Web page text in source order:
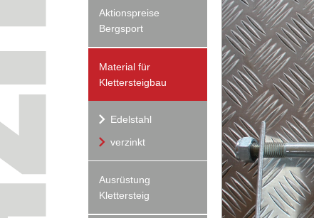
Aktionspreise
Bergsport
Material für
Klettersteigbau
Edelstahl
verzinkt
Ausrüstung
Klettersteig